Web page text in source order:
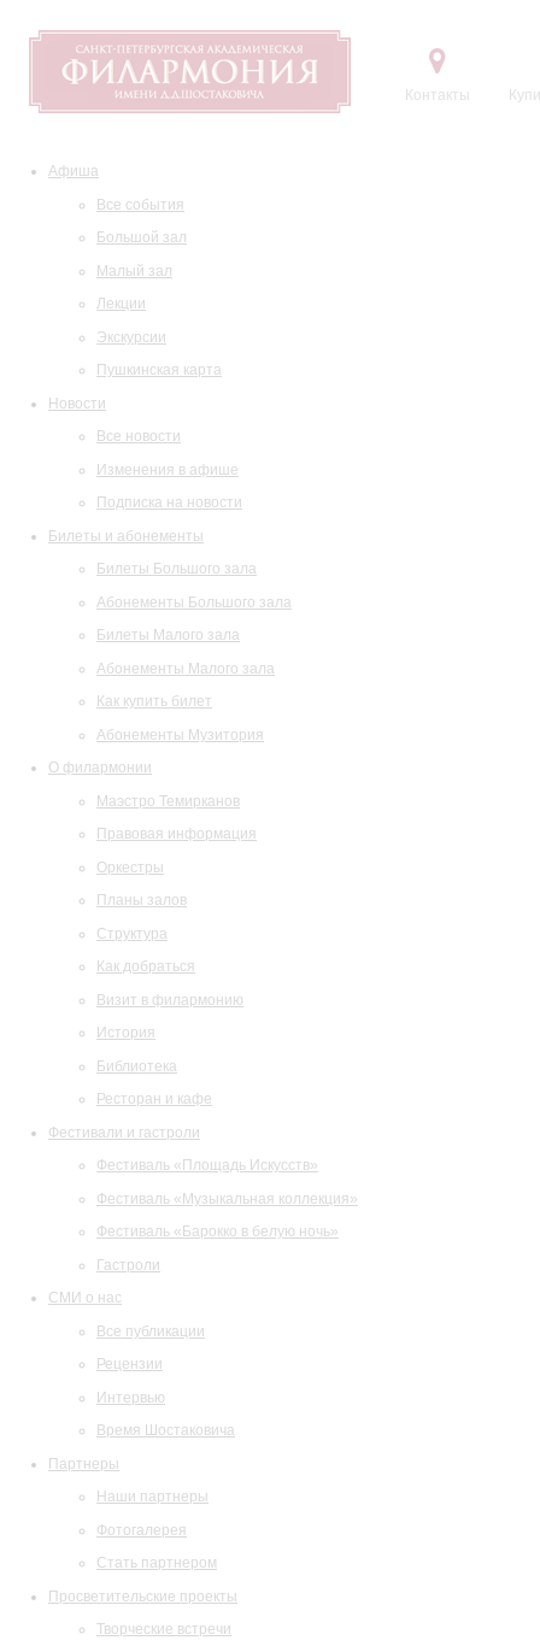
Контакты
Афиша
Все события
Большой зал
Малый зал
Лекции
Экскурсии
Пушкинская карта
Новости
Все новости
Изменения в афише
Подписка на новости
Билеты и абонементы
Билеты Большого зала
Абонементы Большого зала
Билеты Малого зала
Абонементы Малого зала
Как купить билет
Абонементы Музитория
О филармонии
Маэстро Темирканов
Правовая информация
Оркестры
Планы залов
Структура
Как добраться
Визит в филармонию
История
Библиотека
Ресторан и кафе
Фестивали и гастроли
Фестиваль «Площадь Искусств»
Фестиваль «Музыкальная коллекция»
Фестиваль «Барокко в белую ночь»
Гастроли
СМИ о нас
Все публикации
Рецензии
Интервью
Время Шостаковича
Партнеры
Наши партнеры
Фотогалерея
Стать партнером
Просветительские проекты
Творческие встречи